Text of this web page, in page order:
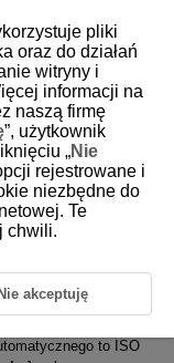
Nastawy czułości
czułość w
to ISO
pliki
oraz do działań
witryny i
informacji na
naszą firmę
”, użytkownik
„Nie
rejestrowane i
niezbędne do
Te
chwili.
Nie akceptuję